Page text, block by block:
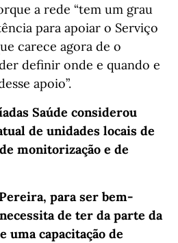
a rede “tem um grau
para apoiar o Serviço
carece agora de o
definir onde e quando e
apoio”.
Saúde considerou
de unidades locais de
monitorização e de
para ser bem-
de ter da parte da
uma capacitação de